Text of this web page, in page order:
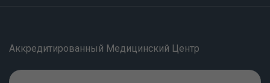
Аккредитированный Медицинский Центр